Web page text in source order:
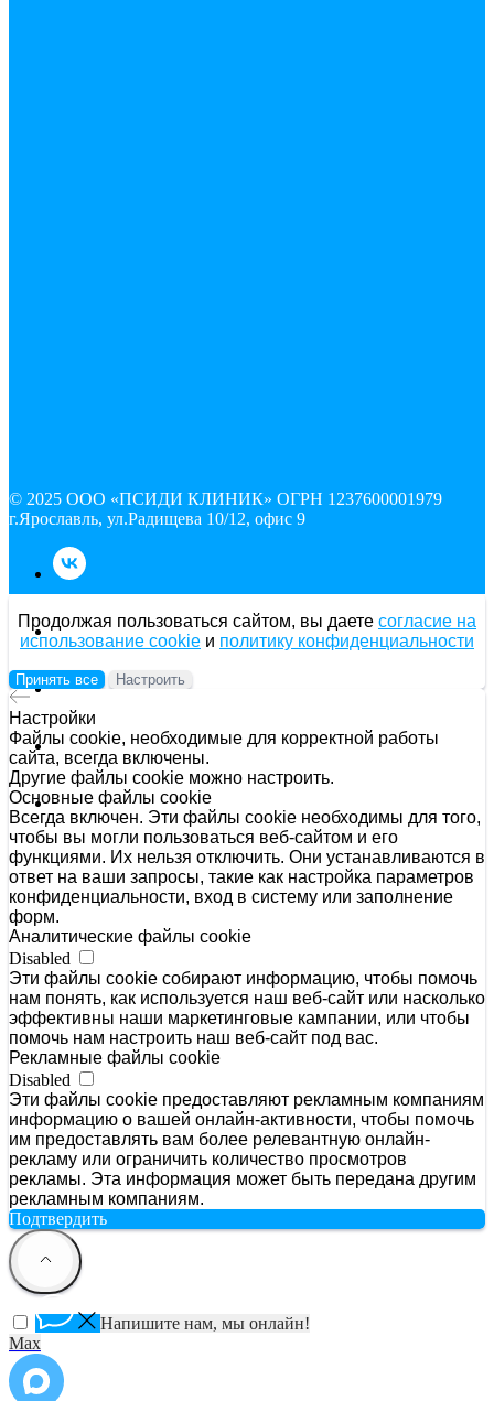
© 2025 ООО «ПСИДИ КЛИНИК» ОГРН 1237600001979
г.Ярославль, ул.Радищева 10/12, офис 9
© 2025 ООО «ПСИДИ КЛИНИК» ОГРН 1237600001979
г.Ярославль, ул.Радищева 10/12, офис 9
Наверх
Продолжая пользоваться сайтом, вы даете согласие на
использование cookie и политику конфиденциальности
Принять все Настроить
Настройки
Файлы cookie, необходимые для корректной работы
сайта, всегда включены.
Другие файлы cookie можно настроить.
Основные файлы cookie
Всегда включен. Эти файлы cookie необходимы для того,
чтобы вы могли пользоваться веб-сайтом и его
функциями. Их нельзя отключить. Они устанавливаются в
ответ на ваши запросы, такие как настройка параметров
конфиденциальности, вход в систему или заполнение
форм.
Аналитические файлы cookie
Disabled
Эти файлы cookie собирают информацию, чтобы помочь
нам понять, как используется наш веб-сайт или насколько
эффективны наши маркетинговые кампании, или чтобы
помочь нам настроить наш веб-сайт под вас.
Рекламные файлы cookie
Disabled
Эти файлы cookie предоставляют рекламным компаниям
информацию о вашей онлайн-активности, чтобы помочь
им предоставлять вам более релевантную онлайн-
рекламу или ограничить количество просмотров
рекламы. Эта информация может быть передана другим
рекламным компаниям.
Подтвердить
Напишите нам, мы онлайн!
Max